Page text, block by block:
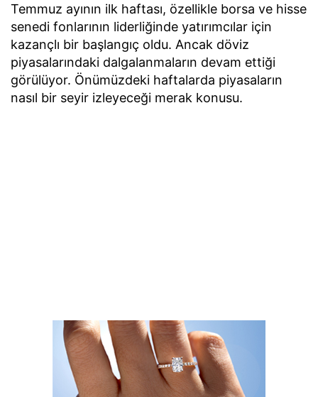
Temmuz ayının ilk haftası, özellikle borsa ve hisse
senedi fonlarının liderliğinde yatırımcılar için
kazançlı bir başlangıç oldu. Ancak döviz
piyasalarındaki dalgalanmaların devam ettiği
görülüyor. Önümüzdeki haftalarda piyasaların
nasıl bir seyir izleyeceği merak konusu.